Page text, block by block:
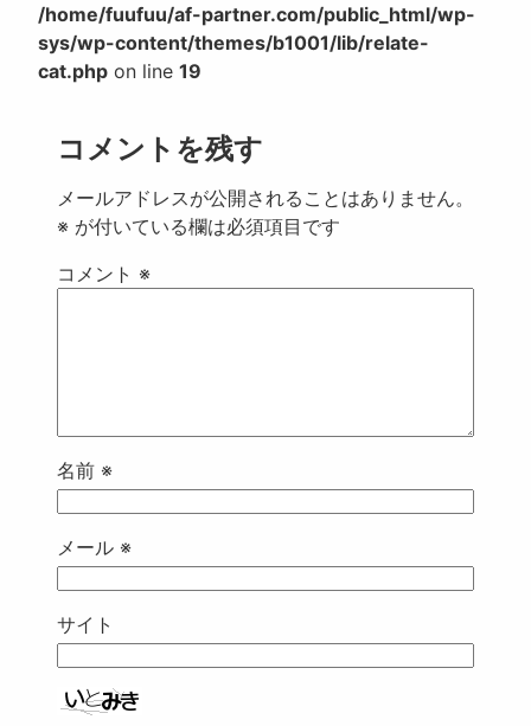
/home/fuufuu/af-partner.com/public_html/wp-
sys/wp-content/themes/b1001/lib/relate-
cat.php on line 19
コメントを残す
メールアドレスが公開されることはありません。
※ が付いている欄は必須項目です
コメント ※
名前 ※
メール ※
サイト